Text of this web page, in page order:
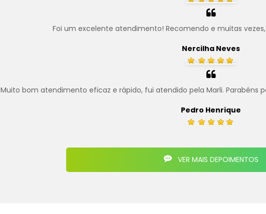
Foi um excelente atendimento! Recomendo e muitas
Nercilha Neves
Muito bom atendimento eficaz e rápido, fui atendido pela Marli. Parabéns
Pedro Henrique
VER MAIS DEPOIMENTOS